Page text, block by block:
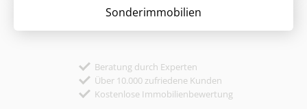
Sonder­immobilien
Beratung durch Experten
Über 10.000 zufriedene Kunden
Kostenlose Immobilienbewertung